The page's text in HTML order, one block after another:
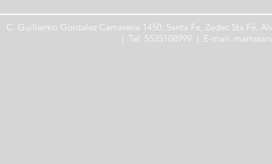
C. Guillermo Gonzalez Camarena 1450, Santa Fe, Zedec Sta Fé,
| Tel: 5535108999 | E-mail: